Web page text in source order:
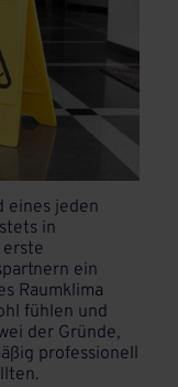
eines jeden
in
ein
Raumklima
fühlen und
der Gründe,
professionell